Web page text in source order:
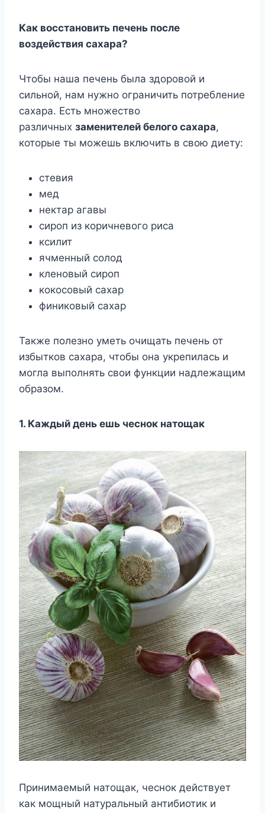
Как восстановить печень после
воздействия сахара?
Чтобы наша печень была здоровой и
сильной, нам нужно ограничить потребление
сахара. Есть множество
различных заменителей белого сахара,
которые ты можешь включить в свою диету:
стевия
мед
нектар агавы
сироп из коричневого риса
ксилит
ячменный солод
кленовый сироп
кокосовый сахар
финиковый сахар
Также полезно уметь очищать печень от
избытков сахара, чтобы она укрепилась и
могла выполнять свои функции надлежащим
образом.
1. Каждый день ешь чеснок натощак
Принимаемый натощак, чеснок действует
как мощный натуральный антибиотик и